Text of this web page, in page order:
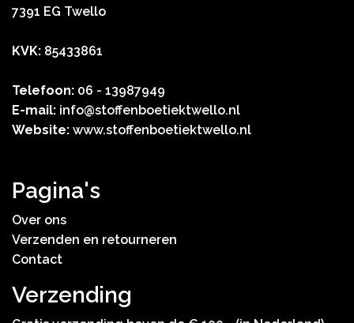
7391 EG Twello
KVK: 85433861
Telefoon: 06 - 13987949
E-mail: info@stoffenboetiektwello.nl
Website: www.stoffenboetiektwello.nl
Pagina's
Over ons
Verzenden en retourneren
Contact
Verzending